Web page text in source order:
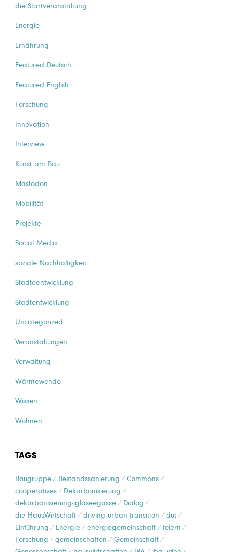
die Startveranstaltung
Energie
Ernährung
Featured Deutsch
Featured English
Forschung
Innovation
Interview
Kunst am Bau
Mastodon
Mobilität
Projekte
Social Media
soziale Nachhaltigkeit
Stadteentwicklung
Stadtentwicklung
Uncategorized
Veranstaltungen
Verwaltung
Wärmewende
Wissen
Wohnen
TAGS
Baugruppe Bestandssanierung
Commons
cooperatives
Dekarbonisierung
dekarbonisierung-iglaseegasse
Dialog
die HausWirtschaft
driving urban transition
dut
Einführung
Energie energiegemeinschaft
feiern
Forschung
gemeinschaffen
Gemeinschaft